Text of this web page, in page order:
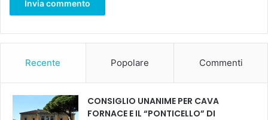
o
G
r
Recente Popolare Commenti
CONSIGLIO UNANIME PER CAVA
FORNACE E IL “PONTICELLO” DI